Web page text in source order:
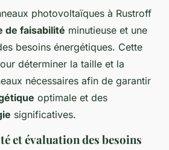
photovoltaïques à Rustroff
de faisabilité minutieuse et une
besoins énergétiques. Cette
déterminer la taille et la
nécessaires afin de garantir
optimale et des
significatives.
et évaluation des besoins